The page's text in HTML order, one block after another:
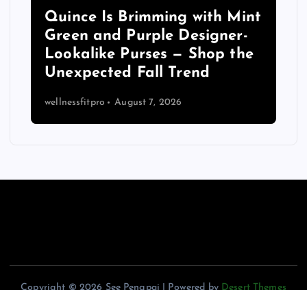
Quince Is Brimming with Mint
Green and Purple Designer-
Lookalike Purses — Shop the
Unexpected Fall Trend
wellnessfitpro August 7, 2026
Copyright © 2026 See Pengpai | Powered by Desert Themes